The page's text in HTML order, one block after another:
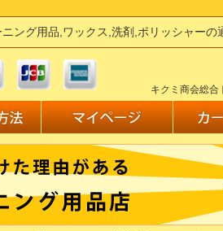
グ用品,ワックス,洗剤,ポリッシャーの
キクミ商会総合